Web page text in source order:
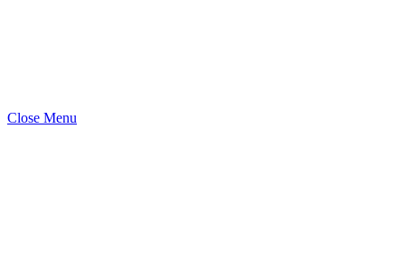
Close Menu